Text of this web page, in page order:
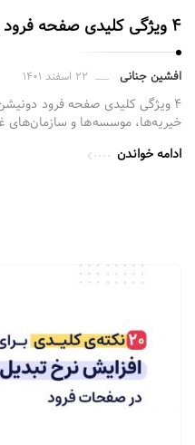
۴ ویژگی کلیدی صفحه فرود دونیشن و نیکوکاری
افشین جنانی ۲۲ اسفند ۱۴۰۱
۴ ویژگی کلیدی صفحه فرود
خیریه‌ها، موسسه‌ها و سازمان‌های
ادامه خواندن